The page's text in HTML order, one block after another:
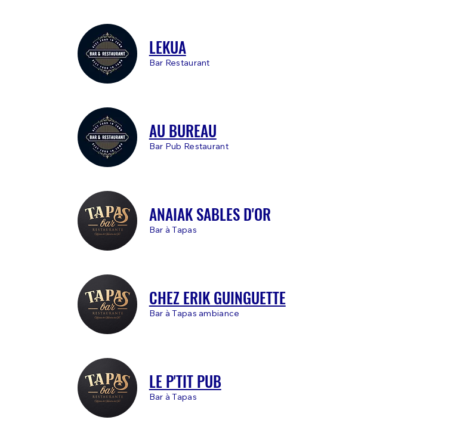
LEKUA
Bar Restaurant
AU BUREAU
Bar Pub Restaurant
ANAIAK SABLES D'OR
Bar à Tapas
CHEZ ERIK GUINGUETTE
Bar à Tapas ambiance
LE P'TIT PUB
Bar à Tapas